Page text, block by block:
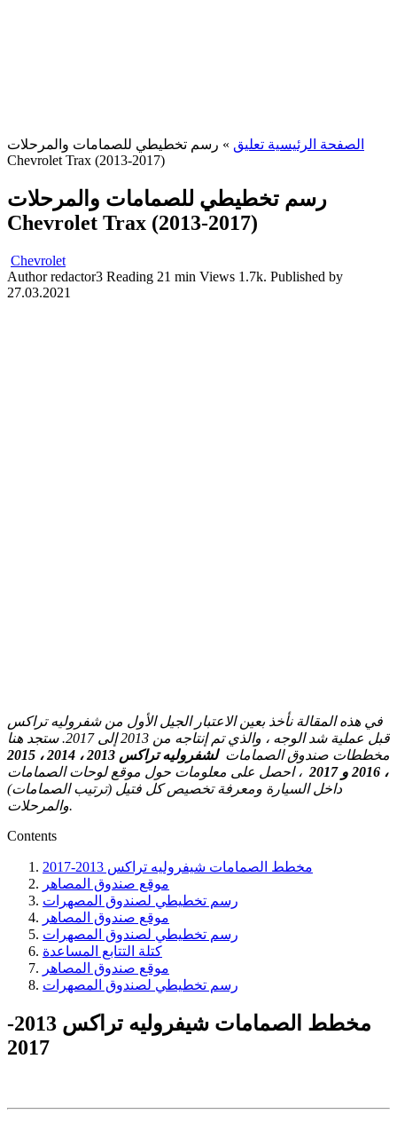
الصفحة الرئيسية تعليق » رسم تخطيطي للصمامات والمرحلات
Chevrolet Trax (2013-2017)
رسم تخطيطي للصمامات والمرحلات
Chevrolet Trax (2013-2017)
Chevrolet
Author redactor3 Reading 21 min Views 1.7k. Published by
27.03.2021
في هذه المقالة نأخذ بعين الاعتبار الجيل الأول من شفروليه تراكس
قبل عملية شد الوجه ، والذي تم إنتاجه من 2013 إلى 2017. ستجد هنا
مخططات صندوق الصمامات
لشفروليه تراكس 2013 ، 2014 ، 2015
، 2016 و 2017
، احصل على معلومات حول موقع لوحات الصمامات
داخل السيارة ومعرفة تخصيص كل فتيل (ترتيب الصمامات)
والمرحلات.
Contents
مخطط الصمامات شيفروليه تراكس 2013-2017
موقع صندوق المصاهر
رسم تخطيطي لصندوق المصهرات
موقع صندوق المصاهر
رسم تخطيطي لصندوق المصهرات
كتلة التتابع المساعدة
موقع صندوق المصاهر
رسم تخطيطي لصندوق المصهرات
مخطط الصمامات شيفروليه تراكس 2013-
2017